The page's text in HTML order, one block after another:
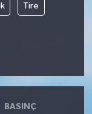
Tire
BASINÇ